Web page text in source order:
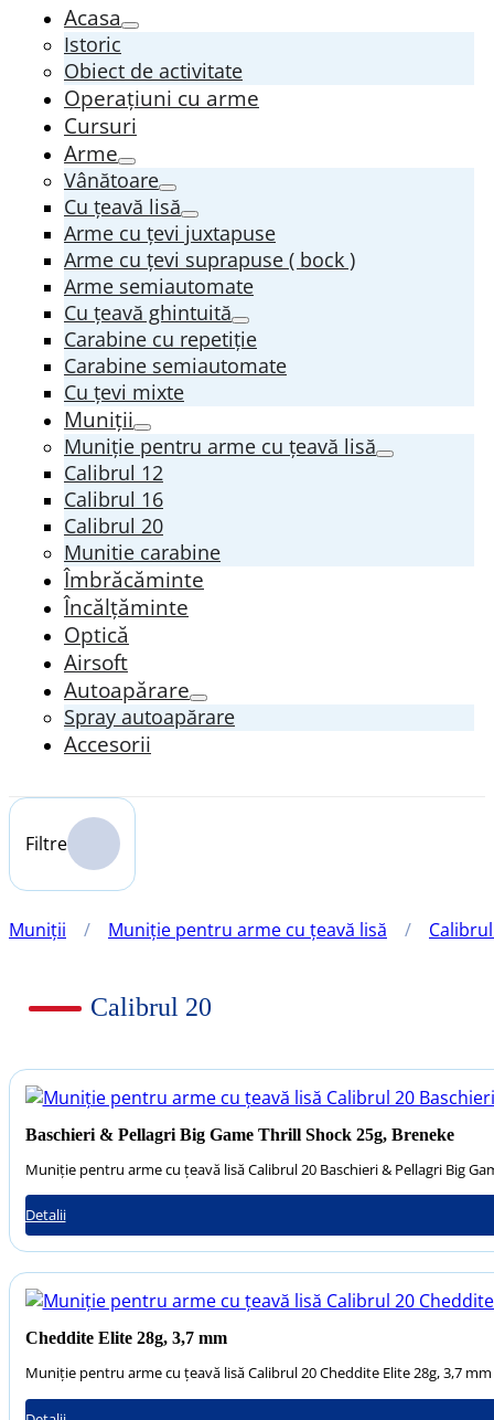
Acasa
Istoric
Obiect de activitate
Operațiuni cu arme
Cursuri
Arme
Vânătoare
Cu țeavă lisă
Arme cu țevi juxtapuse
Arme cu țevi suprapuse ( bock )
Arme semiautomate
Cu țeavă ghintuită
Carabine cu repetiție
Carabine semiautomate
Cu țevi mixte
Muniții
Muniție pentru arme cu țeavă lisă
Calibrul 12
Calibrul 16
Calibrul 20
Munitie carabine
Îmbrăcăminte
Încălțăminte
Optică
Airsoft
Autoapărare
Spray autoapărare
Accesorii
Filtre
Muniții / Muniție pentru arme cu țeavă lisă /
Calibrul 20
Baschieri & Pellagri Big Game Thrill Shock 25g, Breneke
Muniție pentru arme cu țeavă lisă Calibrul 20 Baschieri & Pellagri Big
Detalii
Cheddite Elite 28g, 3,7 mm
Muniție pentru arme cu țeavă lisă Calibrul 20 Cheddite Elite 28g, 3,7 mm